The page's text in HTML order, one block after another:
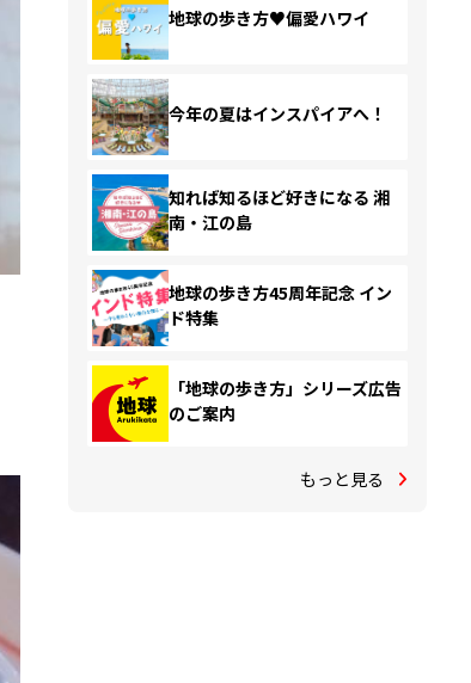
地球の歩き方♥偏愛ハワイ
今年の夏はインスパイアへ！
知れば知るほど好きになる 湘
南・江の島
地球の歩き方45周年記念 イン
ド特集
「地球の歩き方」シリーズ広告
のご案内
もっと見る